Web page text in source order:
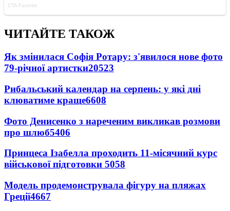
ЧИТАЙТЕ ТАКОЖ
Як змінилася Софія Ротару: з'явилося нове фото
79-річної артистки20523
Рибальський календар на серпень: у які дні
клюватиме краще6608
Фото Денисенко з нареченим викликав розмови
про шлюб5406
Принцеса Ізабелла проходить 11-місячний курс
військової підготовки 5058
Модель продемонструвала фігуру на пляжах
Греції4667